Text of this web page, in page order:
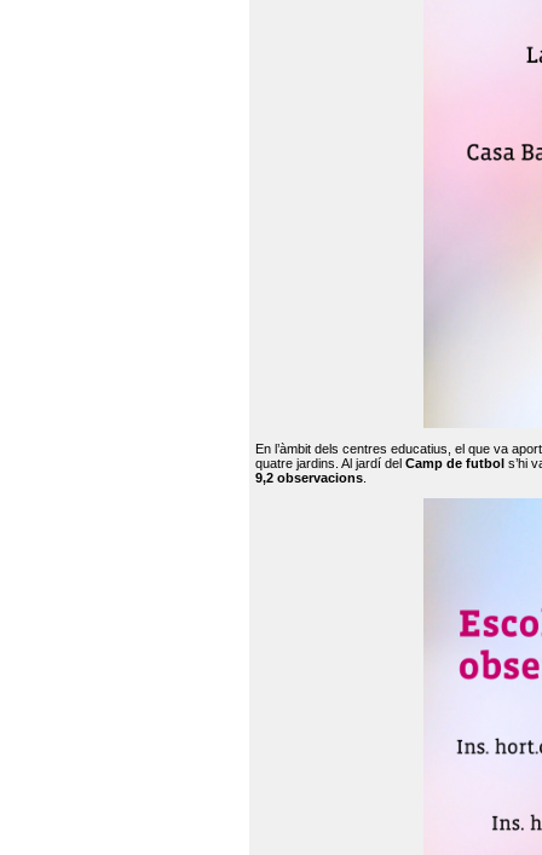
En l’àmbit dels centres educatius, el que va
quatre jardins. Al jardí del Camp de futbol s’hi
9,2 observacions